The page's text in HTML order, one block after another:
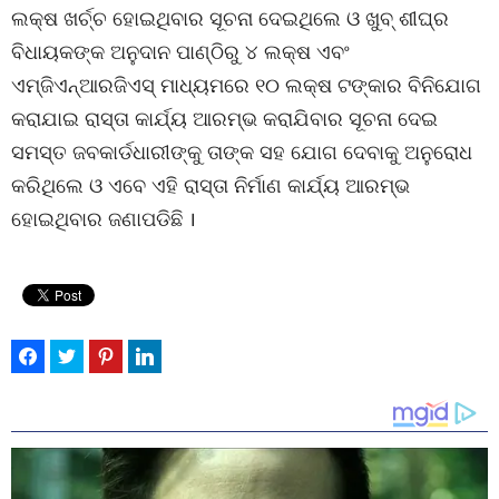
ଲକ୍ଷ ଖର୍ଚ୍ଚ ହୋଇଥିବାର ସୂଚନା ଦେଇଥିଲେ ଓ ଖୁବ୍ ଶୀଘ୍ର
ବିଧାୟକଙ୍କ ଅନୁଦାନ ପାଣ୍ଠିରୁ ୪ ଲକ୍ଷ ଏବଂ
ଏମ୍‌ଜିଏନ୍‌ଆରଜିଏସ୍ ମାଧ୍ୟମରେ ୧୦ ଲକ୍ଷ ଟଙ୍କାର ବିନିଯୋଗ
କରାଯାଇ ରାସ୍ତା କାର୍ଯ୍ୟ ଆରମ୍ଭ କରାଯିବାର ସୂଚନା ଦେଇ
ସମସ୍ତ ଜବକାର୍ଡଧାରୀଙ୍କୁ ତାଙ୍କ ସହ ଯୋଗ ଦେବାକୁ ଅନୁରୋଧ
କରିଥିଲେ ଓ ଏବେ ଏହି ରାସ୍ତା ନିର୍ମାଣ କାର୍ଯ୍ୟ ଆରମ୍ଭ
ହୋଇଥିବାର ଜଣାପଡିଛି ।